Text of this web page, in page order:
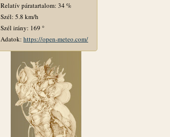
Relatív páratartalom: 34 %
Szél: 5.8 km/h
Szél irány: 169 °
Adatok: https://open-meteo.com/